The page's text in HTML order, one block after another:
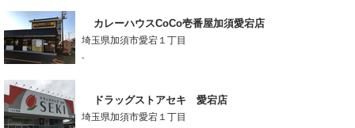
カレーハウスCoCo壱番屋加須愛宕店
埼玉県加須市愛宕１丁目
-
ドラッグストアセキ 愛宕店
埼玉県加須市愛宕１丁目